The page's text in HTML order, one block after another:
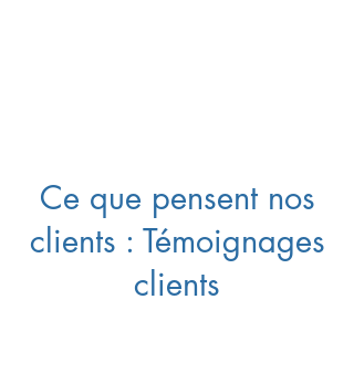
Ce que pensent nos
clients : Témoignages
clients